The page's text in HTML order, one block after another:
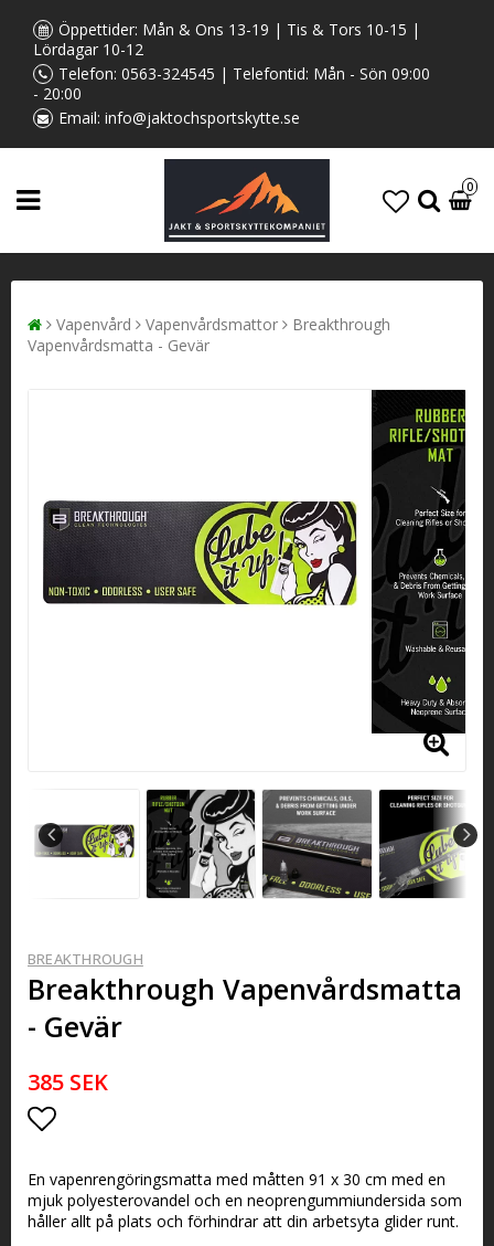
Öppettider: Mån & Ons 13-19 | Tis & Tors 10-15 |
Lördagar 10-12
Telefon: 0563-324545 | Telefontid: Mån - Sön 09:00
- 20:00
Email: info@jaktochsportskytte.se
0
Vapenvård Vapenvårdsmattor
Breakthrough
Vapenvårdsmatta - Gevär
BREAKTHROUGH
Breakthrough Vapenvårdsmatta
- Gevär
385 SEK
Lägg till i favoritlistan
En vapenrengöringsmatta med måtten 91 x 30 cm med en
mjuk polyesterovandel och en neoprengummiundersida som
håller allt på plats och förhindrar att din arbetsyta glider runt.